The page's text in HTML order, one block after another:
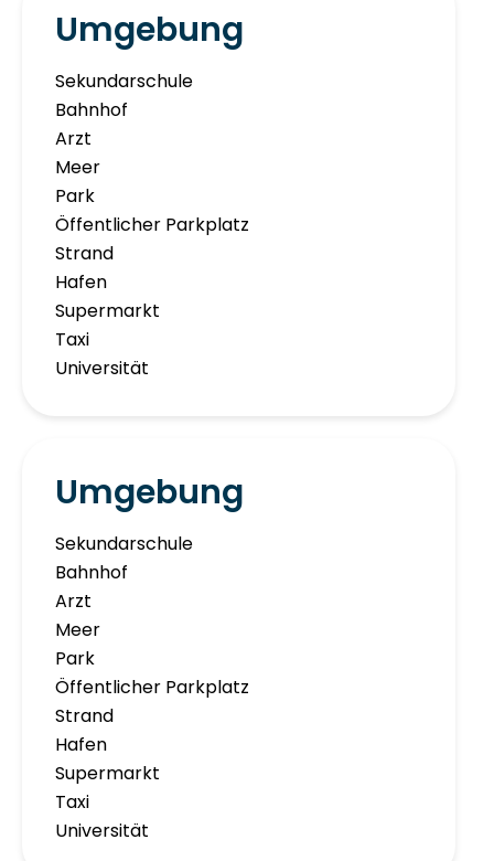
Umgebung
Sekundarschule
Bahnhof
Arzt
Meer
Park
Öffentlicher Parkplatz
Strand
Hafen
Supermarkt
Taxi
Universität
Umgebung
Sekundarschule
Bahnhof
Arzt
Meer
Park
Öffentlicher Parkplatz
Strand
Hafen
Supermarkt
Taxi
Universität